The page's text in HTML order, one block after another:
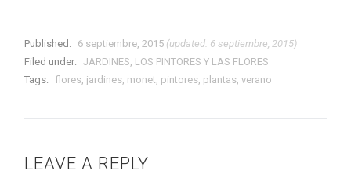
Published: 6 septiembre, 2015 (updated: 6 septiembre, 2015)
Filed under:
JARDINES LOS PINTORES Y LAS FLORES
Tags:
flores jardines monet pintores plantas ,verano
LEAVE A REPLY